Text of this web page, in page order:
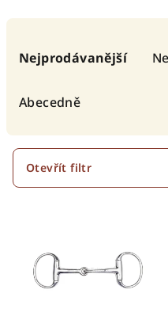
r
Nejprodávanější
Abecedně
Otevřít filtr